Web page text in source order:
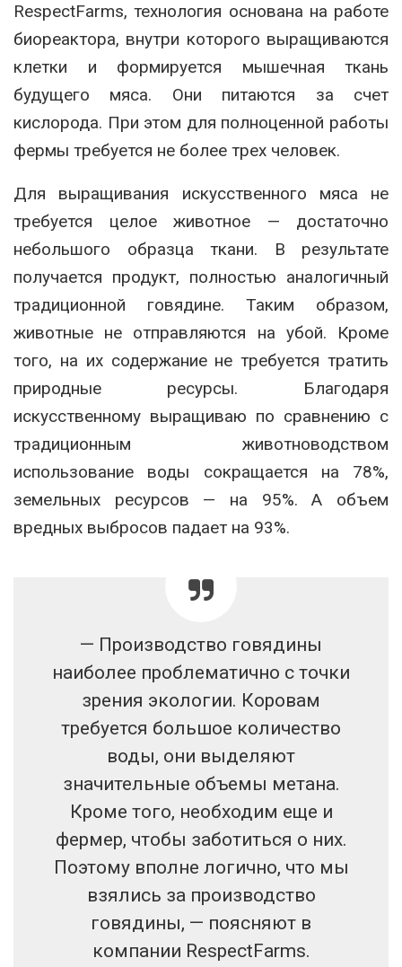
RespectFarms, технология основана на работе
биореактора, внутри которого выращиваются
клетки и формируется мышечная ткань
будущего мяса. Они питаются за счет
кислорода. При этом для полноценной работы
фермы требуется не более трех человек.
Для выращивания искусственного мяса не
требуется целое животное — достаточно
небольшого образца ткани. В результате
получается продукт, полностью аналогичный
традиционной говядине. Таким образом,
животные не отправляются на убой. Кроме
того, на их содержание не требуется тратить
природные ресурсы. Благодаря
искусственному выращиваю по сравнению с
традиционным животноводством
использование воды сокращается на 78%,
земельных ресурсов — на 95%. А объем
вредных выбросов падает на 93%.
— Производство говядины
наиболее проблематично с точки
зрения экологии. Коровам
требуется большое количество
воды, они выделяют
значительные объемы метана.
Кроме того, необходим еще и
фермер, чтобы заботиться о них.
Поэтому вполне логично, что мы
взялись за производство
говядины, — поясняют в
компании RespectFarms.